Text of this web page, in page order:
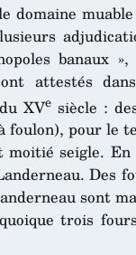
domaine
banaux
attestés
XVesiècle :
foulon), pour le
seigle.
Des
sont
trois